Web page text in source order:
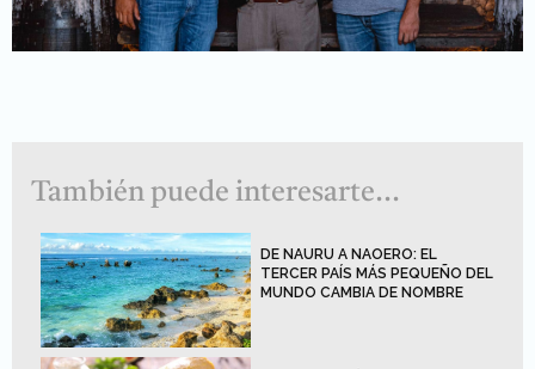
También puede interesarte...
DE NAURU A NAOERO: EL
TERCER PAÍS MÁS PEQUEÑO DEL
MUNDO CAMBIA DE NOMBRE